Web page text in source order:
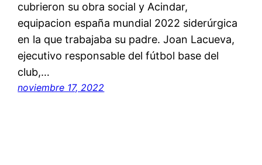
cubrieron su obra social y Acindar,
equipacion españa mundial 2022 siderúrgica
en la que trabajaba su padre. Joan Lacueva,
ejecutivo responsable del fútbol base del
club,…
noviembre 17, 2022